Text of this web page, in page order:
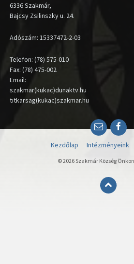
6336 Szakmár,
Bajcsy Zsilinszky u. 24.
Adószám: 15337472-2-03
Telefon: (78) 575-010
Fax: (78) 475-002
Email:
szakmar(kukac)dunaktv.hu
titkarsag(kukac)szakmar.hu
Email
Kezdőlap Intézményeink
© 2026 Szakmár Község